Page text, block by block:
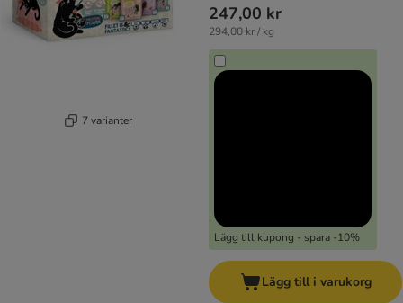
7 varianter
247,00 kr
294,00 kr / kg
Lägg till kupong - spara -10%
Lägg till i varukorg